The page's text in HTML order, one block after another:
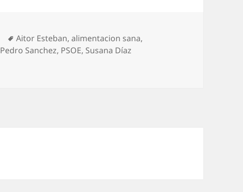
Etiquetas
Aitor Esteban,alimentacion sana,
Pedro Sanchez, PSOE, Susana Díaz